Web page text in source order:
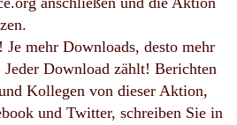
mehr Downloads, desto mehr
Jeder Download zählt! Berichten
Kollegen von dieser Aktion,
und Twitter, schreiben Sie in